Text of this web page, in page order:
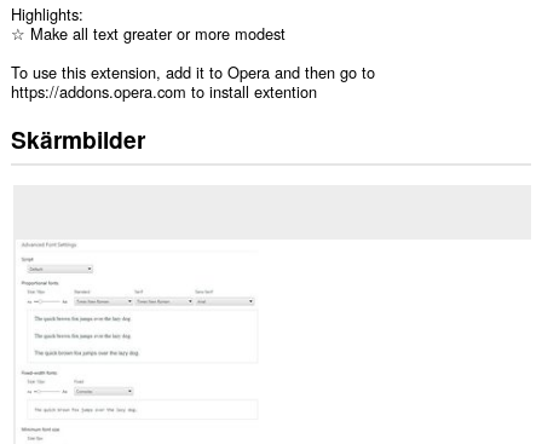
Highlights:
☆ Make all text greater or more modest
To use this extension, add it to Opera and then go to
https://addons.opera.com to install extention
Skärmbilder